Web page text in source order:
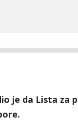
je da Lista za